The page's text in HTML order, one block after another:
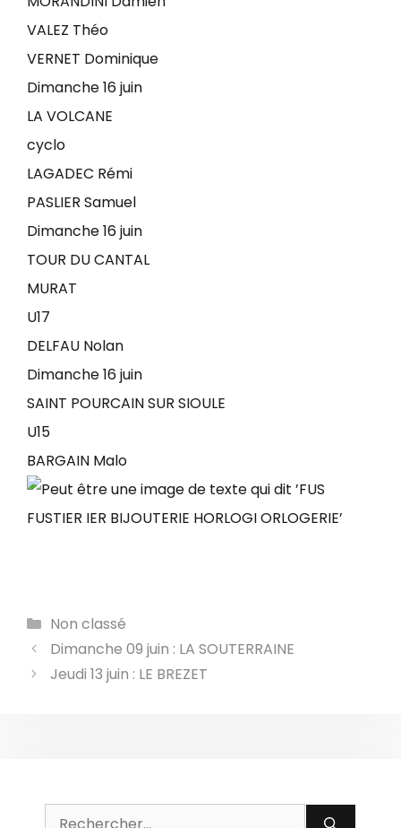
VALEZ Théo
VERNET Dominique
Dimanche 16 juin
LA VOLCANE
cyclo
LAGADEC Rémi
PASLIER Samuel
Dimanche 16 juin
TOUR DU CANTAL
MURAT
U17
DELFAU Nolan
Dimanche 16 juin
SAINT POURCAIN SUR SIOULE
U15
BARGAIN Malo
Catégories
Non classé
Dimanche 09 juin : LA SOUTERRAINE
Jeudi 13 juin : LE BREZET
Rechercher :